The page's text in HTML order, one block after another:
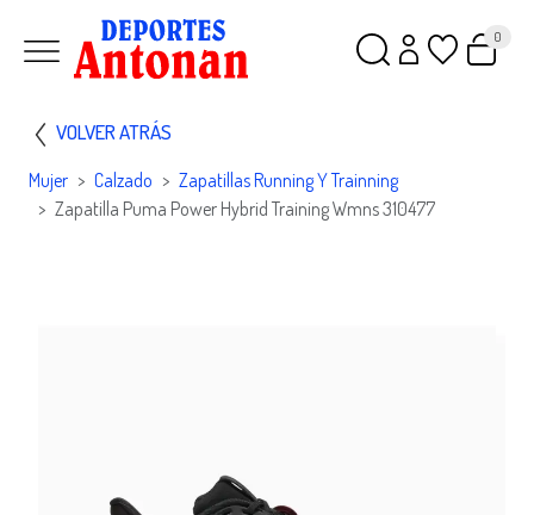
0
VOLVER ATRÁS
Mujer Calzado
Zapatillas Running Y Trainning
Zapatilla Puma Power Hybrid Training Wmns 310477